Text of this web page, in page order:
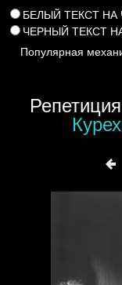
БЕЛЫЙ ТЕКСТ
ЧЕРНЫЙ ТЕКСТ
Популярная